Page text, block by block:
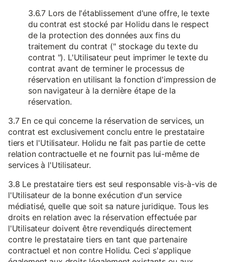
3.6.7 Lors de l'établissement d'une offre, le texte
du contrat est stocké par Holidu dans le respect
de la protection des données aux fins du
traitement du contrat (" stockage du texte du
contrat "). L'Utilisateur peut imprimer le texte du
contrat avant de terminer le processus de
réservation en utilisant la fonction d'impression de
son navigateur à la dernière étape de la
réservation.
3.7 En ce qui concerne la réservation de services, un
contrat est exclusivement conclu entre le prestataire
tiers et l'Utilisateur. Holidu ne fait pas partie de cette
relation contractuelle et ne fournit pas lui-même de
services à l'Utilisateur.
3.8 Le prestataire tiers est seul responsable vis-à-vis de
l'Utilisateur de la bonne exécution d'un service
médiatisé, quelle que soit sa nature juridique. Tous les
droits en relation avec la réservation effectuée par
l'Utilisateur doivent être revendiqués directement
contre le prestataire tiers en tant que partenaire
contractuel et non contre Holidu. Ceci s'applique